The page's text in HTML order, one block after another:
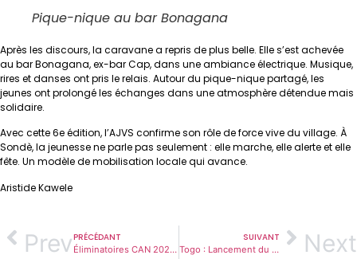
Pique-nique au bar Bonagana
Après les discours, la caravane a repris de plus belle. Elle s’est achevée
au bar Bonagana, ex-bar Cap, dans une ambiance électrique. Musique,
rires et danses ont pris le relais. Autour du pique-nique partagé, les
jeunes ont prolongé les échanges dans une atmosphère détendue mais
solidaire.
Avec cette 6e édition, l’AJVS confirme son rôle de force vive du village. À
Sondè, la jeunesse ne parle pas seulement : elle marche, elle alerte et elle
fête. Un modèle de mobilisation locale qui avance.
Aristide Kawele
PrevPRÉCÉDANT
Éliminatoires CAN 2027 : le Togo dans un groupe redoutable
SUIVANT
Togo : Lancement du programme PALCC+/INCLURE, un nouvel élan pour des aires protégées durables et attractives Next